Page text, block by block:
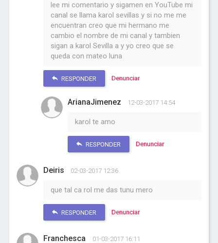
lee mi comentario y sigamen en YouTube mi
canal se llama karol sevillas y si no me me
encuentran creo que mi hermano me
cambio el nombre de mi canal y tambien
sigan a karol Sevilla a y yo creo que se
queda con mateo luna
RESPONDER Denunciar
ArianaJimenez 12-03-2017 14:54
karol te amo
RESPONDER Denunciar
Deiris 02-03-2017 12:36
que tal ca rol me das tunu mero
RESPONDER Denunciar
Franchesca 01-03-2017 16:11